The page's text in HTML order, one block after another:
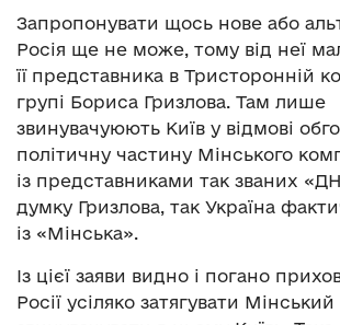
Запропонувати щось нове або
Росія ще не може, тому від неї
її представника в Тристоронній
групі Бориса Гризлова. Там лише
звинувачуюють Київ у відмові
політичну частину Мінського
із представниками так званих
думку Гризлова, так Україна
із «Мінська».
Із цієї заяви видно і погано
Росії усіляко затягувати